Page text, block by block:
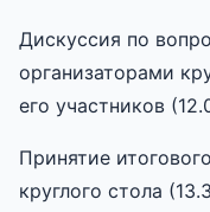
Дискуссия по
организаторами
его участников
Принятие
круглого стола